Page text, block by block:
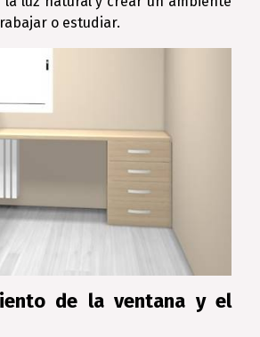
o estudiar.
de la ventana y el